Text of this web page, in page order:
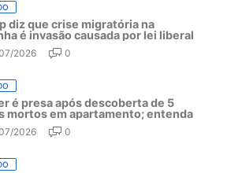
diz que crise migratória na
é invasão causada por lei liberal
2026 0
é presa após descoberta de 5
mortos em apartamento; entenda
2026 0